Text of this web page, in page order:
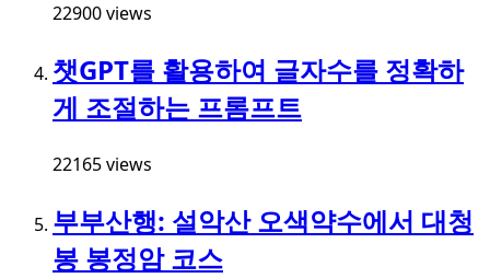
22900 views
챗GPT를 활용하여 글자수를 정확하
게 조절하는 프롬프트
22165 views
부부산행: 설악산 오색약수에서 대청
봉 봉정암 코스